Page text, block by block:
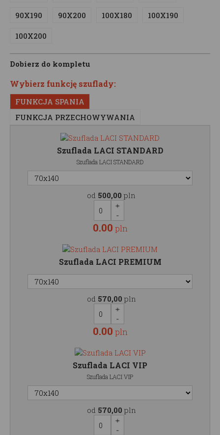
90X190 90X200 100X180 100X190
100X200
Dobierz do kompletu
Wybierz funkcję szuflady:
FUNKCJA SPANIA
FUNKCJA PRZECHOWYWANIA
Szuflada LACI STANDARD
Szuflada LACI STANDARD
od 500,00 pln
0.00 pln
Szuflada LACI PREMIUM
od 570,00 pln
0.00 pln
Szuflada LACI VIP
Szuflada LACI VIP
od 570,00 pln